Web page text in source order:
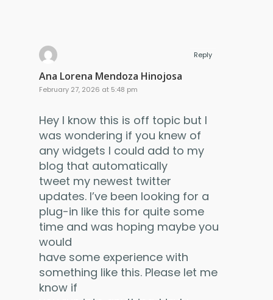
Ana Lorena Mendoza Hinojosa
February 27, 2026 at 5:48 pm
Hey I know this is off topic but I
was wondering if you knew of
any widgets I could add to my
blog that automatically
tweet my newest twitter
updates. I’ve been looking for a
plug-in like this for quite some
time and was hoping maybe you
would
have some experience with
something like this. Please let me
know if
Reply